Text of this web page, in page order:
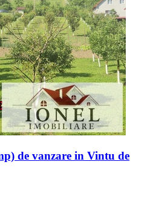
de vanzare in Vintu de